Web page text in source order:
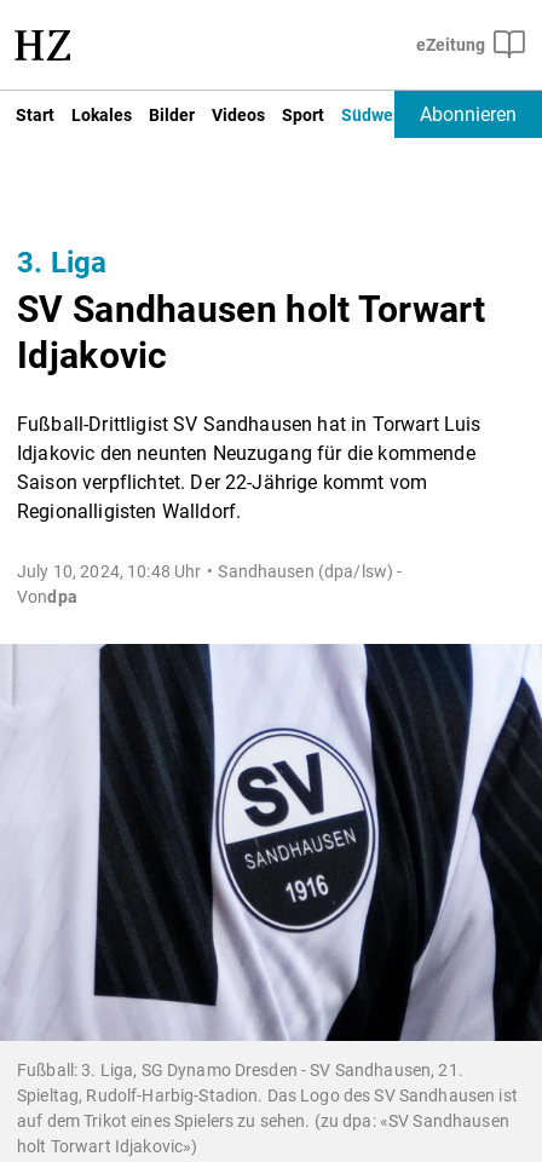
Start Lokales Bilder Videos Sport Südwest Deutschland
Abonnieren
3. Liga
SV Sandhausen holt Torwart
Idjakovic
Fußball-Drittligist SV Sandhausen hat in Torwart Luis
Idjakovic den neunten Neuzugang für die kommende
Saison verpflichtet. Der 22-Jährige kommt vom
Regionalligisten Walldorf.
July 10, 2024, 10:48 Uhr
Sandhausen (dpa/lsw) -
Vondpa
Fußball: 3. Liga, SG Dynamo Dresden - SV Sandhausen, 21.
Spieltag, Rudolf-Harbig-Stadion. Das Logo des SV Sandhausen ist
auf dem Trikot eines Spielers zu sehen. (zu dpa: «SV Sandhausen
holt Torwart Idjakovic»)